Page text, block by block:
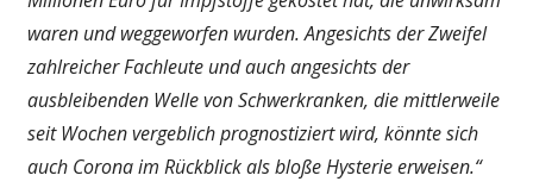
waren und weggeworfen wurden. Angesichts der Zweifel
zahlreicher Fachleute und auch angesichts der
ausbleibenden Welle von Schwerkranken, die mittlerweile
seit Wochen vergeblich prognostiziert wird, könnte sich
auch Corona im Rückblick als bloße Hysterie erweisen.“